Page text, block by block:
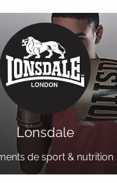
Lonsdale
de sport & nutrition